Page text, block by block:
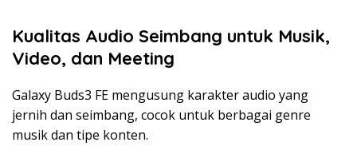
Kualitas Audio Seimbang untuk Musik,
Video, dan Meeting
Galaxy Buds3 FE mengusung karakter audio yang
jernih dan seimbang, cocok untuk berbagai genre
musik dan tipe konten.